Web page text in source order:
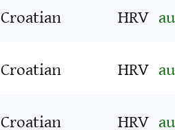
Croatian
HRV
Croatian
HRV
Croatian
HRV